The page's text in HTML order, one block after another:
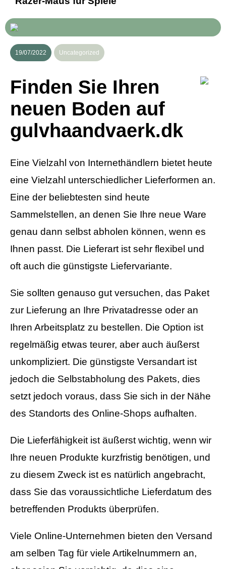
19/07/2022 Uncategorized
Finden Sie Ihren
neuen Boden auf
gulvhaandvaerk.dk
Eine Vielzahl von Internethändlern bietet heute
eine Vielzahl unterschiedlicher Lieferformen an.
Eine der beliebtesten sind heute
Sammelstellen, an denen Sie Ihre neue Ware
genau dann selbst abholen können, wenn es
Ihnen passt. Die Lieferart ist sehr flexibel und
oft auch die günstigste Liefervariante.
Sie sollten genauso gut versuchen, das Paket
zur Lieferung an Ihre Privatadresse oder an
Ihren Arbeitsplatz zu bestellen. Die Option ist
regelmäßig etwas teurer, aber auch äußerst
unkompliziert. Die günstigste Versandart ist
jedoch die Selbstabholung des Pakets, dies
setzt jedoch voraus, dass Sie sich in der Nähe
des Standorts des Online-Shops aufhalten.
Die Lieferfähigkeit ist äußerst wichtig, wenn wir
Ihre neuen Produkte kurzfristig benötigen, und
zu diesem Zweck ist es natürlich angebracht,
dass Sie das voraussichtliche Lieferdatum des
betreffenden Produkts überprüfen.
Viele Online-Unternehmen bieten den Versand
am selben Tag für viele Artikelnummern an,